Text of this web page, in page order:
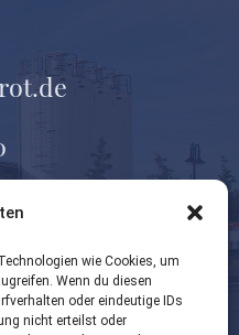
wie Cookies, um
Wenn du diesen
oder eindeutige IDs
nicht erteilst oder